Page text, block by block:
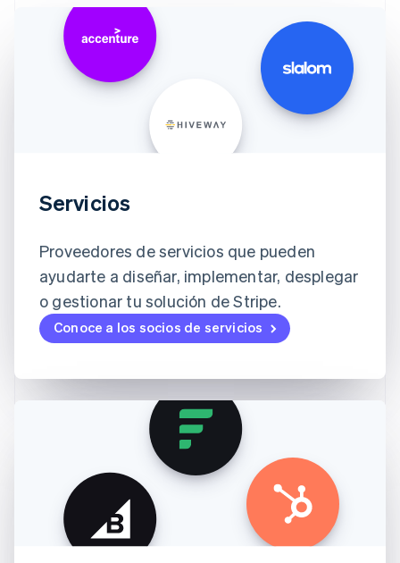
Servicios
Proveedores de servicios que pueden
ayudarte a diseñar, implementar, desplegar
o gestionar tu solución de Stripe.
Conoce a los socios de servicios